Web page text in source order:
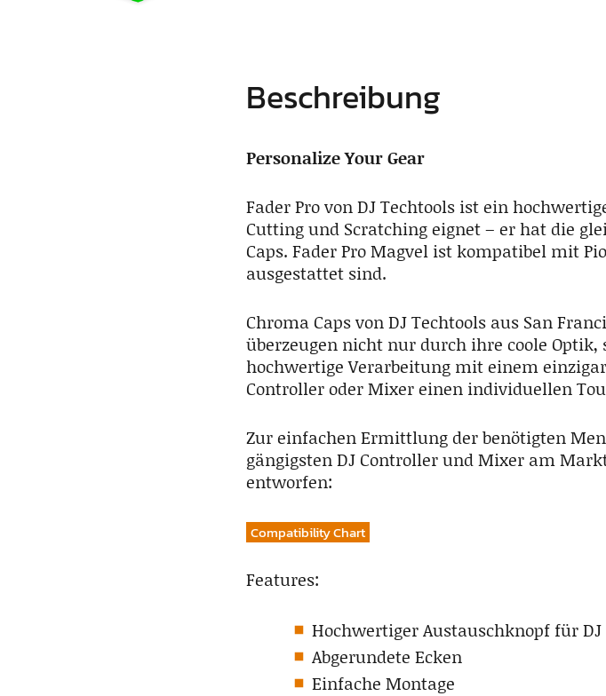
Beschreibung
Personalize Your Gear
Fader Pro von DJ Techtools ist ein
Cutting und Scratching eignet – er hat die
Caps. Fader Pro Magvel ist kompatibel mit
ausgestattet sind.
Chroma Caps von DJ Techtools aus San
überzeugen nicht nur durch ihre coole
hochwertige Verarbeitung mit einem
Controller oder Mixer einen individuellen
Zur einfachen Ermittlung der benötigten
gängigsten DJ Controller und Mixer am
entworfen:
Compatibility Chart
Features:
Hochwertiger Austauschknopf für
Abgerundete Ecken
Einfache Montage